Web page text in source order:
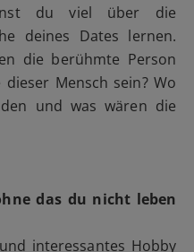
du viel über die
deines Dates lernen.
die berühmte Person
Mensch sein? Wo
und was wären die
das du nicht leben
interessantes Hobby